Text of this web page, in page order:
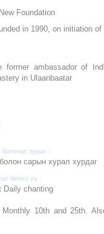
New Foundation
in 1990, on initiation
former ambassador of
in Ulaanbaatar
зурах :
сарын хурал хурдаг
бичнэ үү :
Daily chanting
Monthly 10th and 25th.